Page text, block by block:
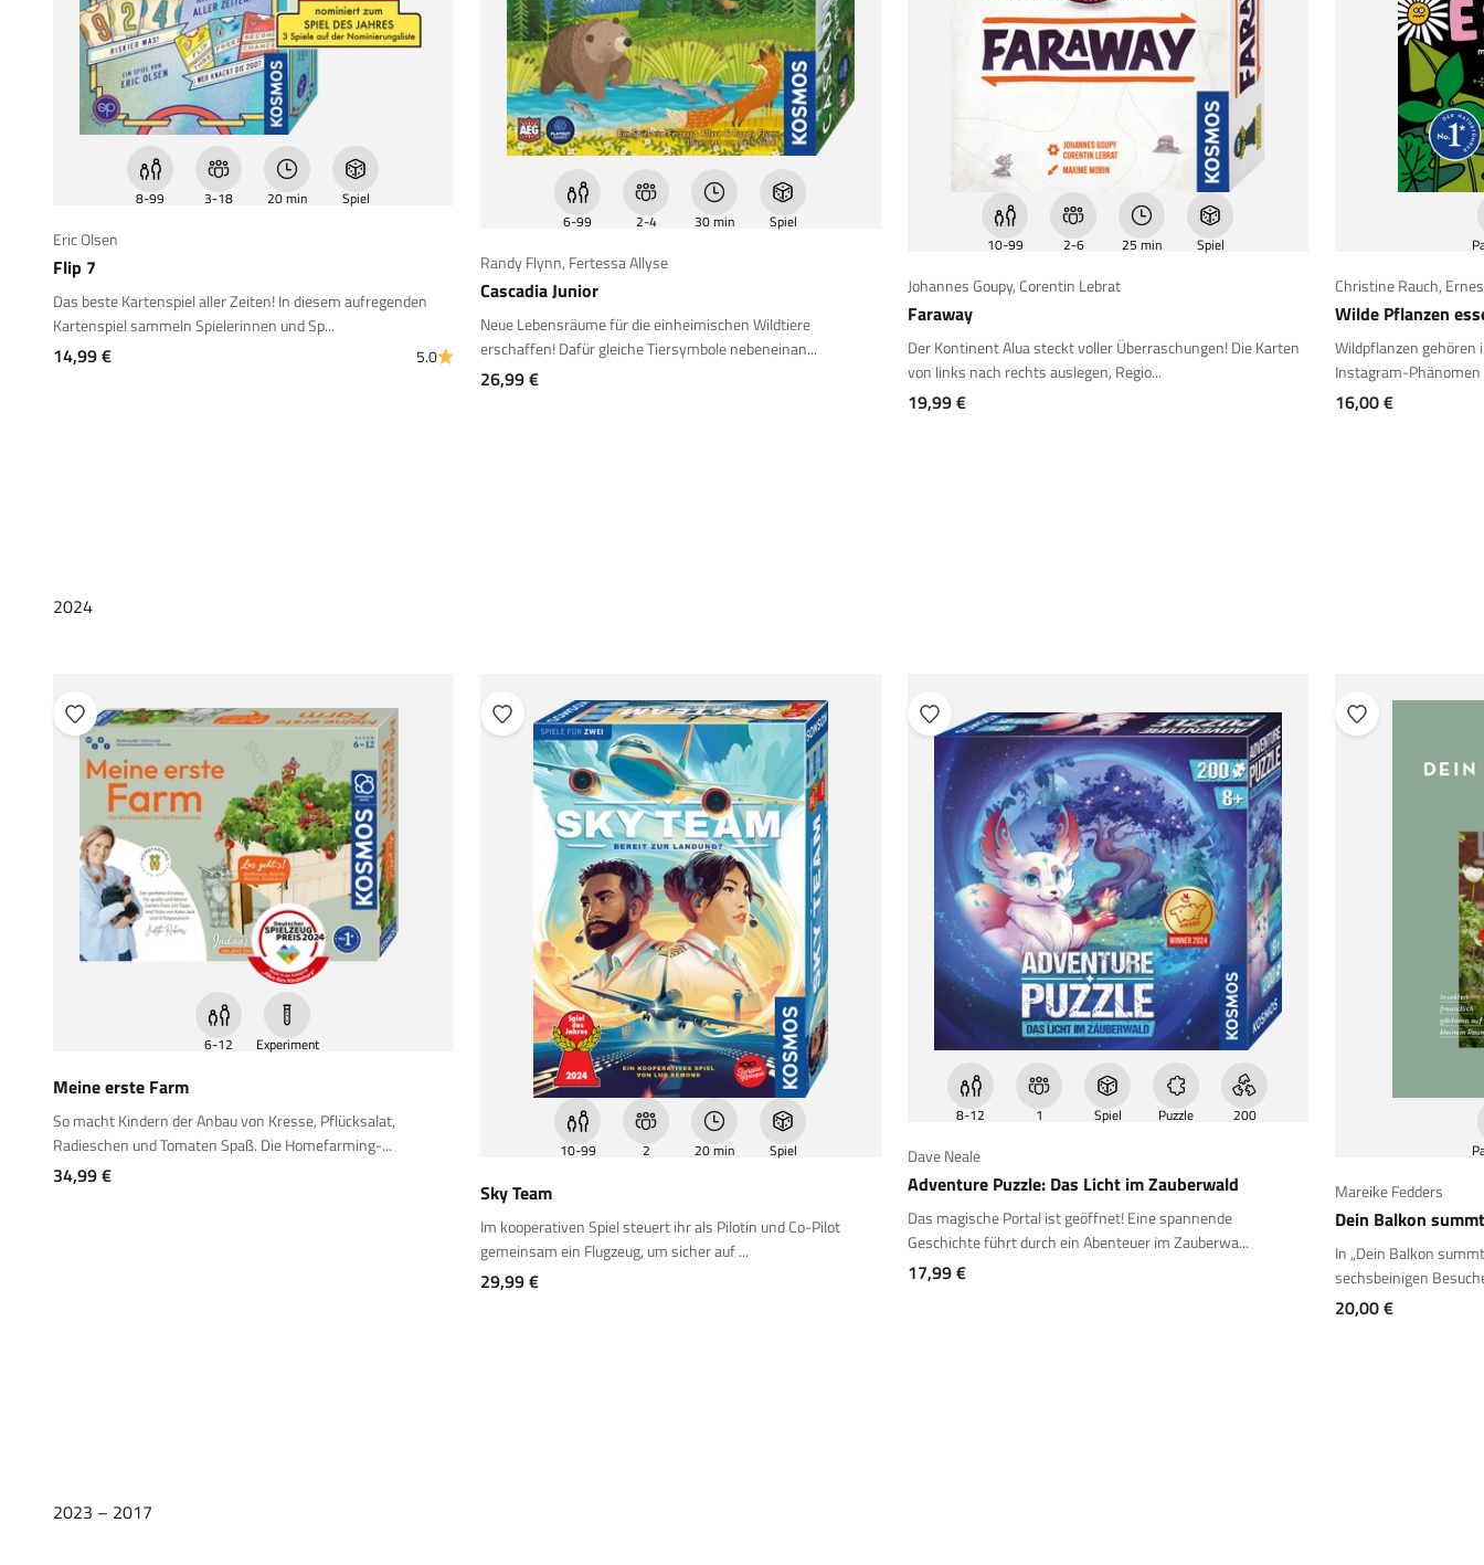
8-99 3-18 20 min Spiel
Eric Olsen
Flip 7
Das beste Kartenspiel aller Zeiten! In diesem aufregenden
Kartenspiel sammeln Spielerinnen und Sp...
Angebot
14,99 € 5.0
6-99 2-4 30 min Spiel
Randy Flynn, Fertessa Allyse
Cascadia Junior
Neue Lebensräume für die einheimischen Wildtiere
erschaffen! Dafür gleiche Tiersymbole nebeneinan...
Angebot
26,99 €
10-99 2-6 25 min Spiel
Johannes Goupy,Corentin Lebrat
Faraway
Der Kontinent Alua steckt voller Überraschungen! Die Karten
von links nach rechts auslegen, Regio...
Angebot
19,99 €
Christine Rauch,
Wilde Pflanzen
Wildpflanzen gehören
Instagram-
Angebot
16,00 €
6-12 Experiment
Meine erste Farm
So macht Kindern der Anbau von Kresse, Pflücksalat,
Radieschen und Tomaten Spaß. Die Homefarming-...
Angebot
34,99 €
10-99 2 20 min Spiel
Sky Team
Im kooperativen Spiel steuert ihr als Pilotin und Co-Pilot
gemeinsam ein Flugzeug, um sicher auf ...
Angebot
29,99 €
8-12 1 Spiel Puzzle 200
Dave Neale
Adventure Puzzle: Das Licht im Zauberwald
Das magische Portal ist geöffnet! Eine spannende
Geschichte führt durch ein Abenteuer im Zauberwa...
Angebot
17,99 €
Mareike Fedders
Dein Balkon
In „Dein Balkon
sechsbeinigen
Angebot
20,00 €